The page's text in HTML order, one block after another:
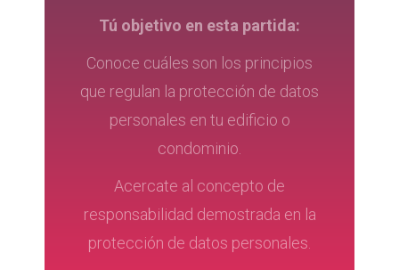
Tú objetivo en esta partida:
Conoce cuáles son los principios
que regulan la protección de datos
personales en tu edificio o
condominio.
Acercate al concepto de
responsabilidad demostrada en la
protección de datos personales.